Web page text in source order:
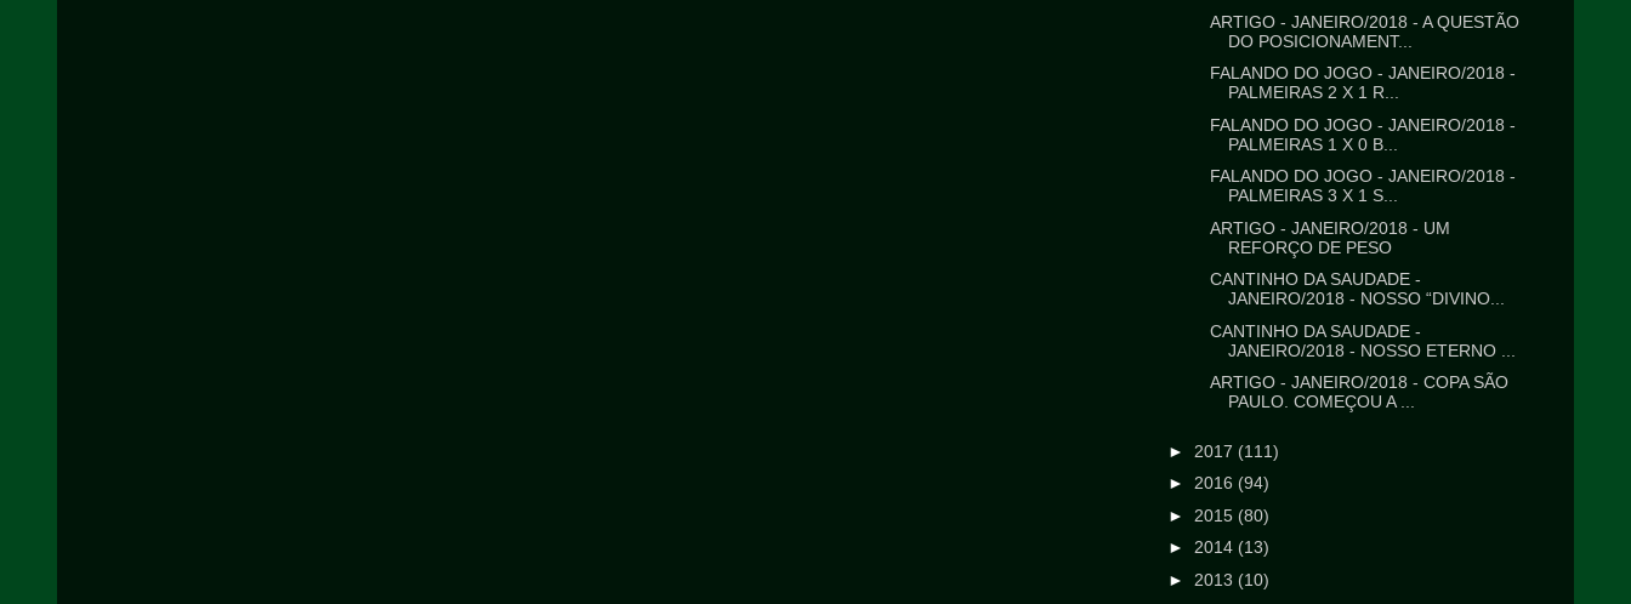
ARTIGO - JANEIRO/2018 - A QUESTÃO
DO POSICIONAMENT...
FALANDO DO JOGO - JANEIRO/2018 -
PALMEIRAS 2 X 1 R...
FALANDO DO JOGO - JANEIRO/2018 -
PALMEIRAS 1 X 0 B...
FALANDO DO JOGO - JANEIRO/2018 -
PALMEIRAS 3 X 1 S...
ARTIGO - JANEIRO/2018 - UM
REFORÇO DE PESO
CANTINHO DA SAUDADE -
JANEIRO/2018 - NOSSO “DIVINO...
CANTINHO DA SAUDADE -
JANEIRO/2018 - NOSSO ETERNO ...
ARTIGO - JANEIRO/2018 - COPA SÃO
PAULO. COMEÇOU A ...
► 2017 (111)
► 2016 (94)
► 2015 (80)
► 2014 (13)
► 2013 (10)